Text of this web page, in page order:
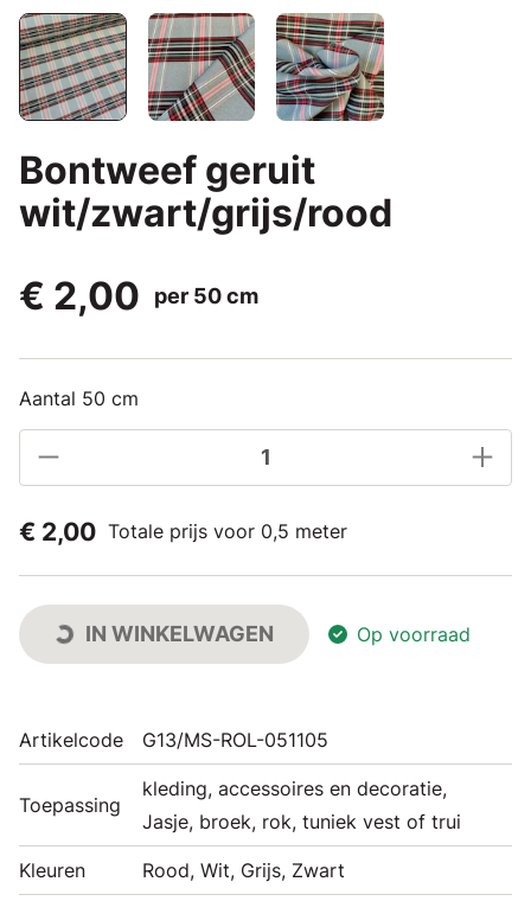
Bontweef geruit
wit/zwart/grijs/rood
€ 2,00
per 50 cm
Aantal 50 cm
€ 2,00 Totale prijs voor 0,5 meter
IN WINKELWAGEN Op voorraad
Artikelcode G13/MS-ROL-051105
Toepassing
kleding, accessoires en decoratie,
Jasje, broek, rok, tuniek vest of trui
Kleuren Rood, Wit, Grijs, Zwart